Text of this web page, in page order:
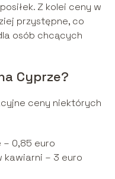
Z kolei ceny w
przystępne, co
osób chcących
Cyprze?
ceny niektórych
– 0,85 euro
kawiarni – 3 euro